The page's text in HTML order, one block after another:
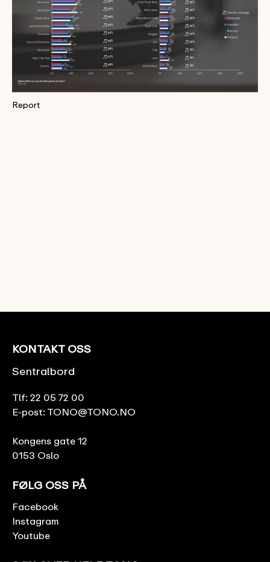
Report
KONTAKT OSS
Sentralbord
Tlf: 22 05 72 00
E-post: TONO@TONO.NO
Kongens gate 12
0153 Oslo
FØLG OSS PÅ
Facebook
Instagram
Youtube